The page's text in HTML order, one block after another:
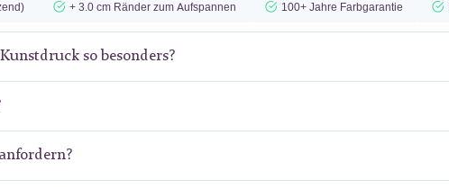
+ 3.0 cm Ränder zum Aufspannen 100+ Jahre Farbgarantie
so besonders?